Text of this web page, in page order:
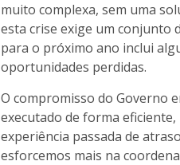
muito complexa, sem uma
esta crise exige um conjunto
para o próximo ano inclui
oportunidades perdidas.
O compromisso do Governo
executado de forma
experiência passada de
esforcemos mais na